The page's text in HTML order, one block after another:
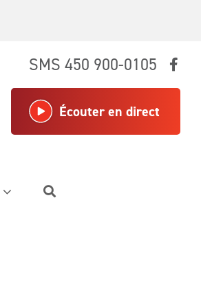
SMS 450 900-0105
Écouter en direct